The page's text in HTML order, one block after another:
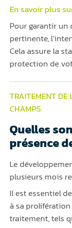
En savoir plus
Pour garantir
pertinente,
Cela assure la
protection de
TRAITEMENT
CHAMPS
Quelles
présence
Le
plusieurs mois
Il est essentiel
à sa
traitement, tels